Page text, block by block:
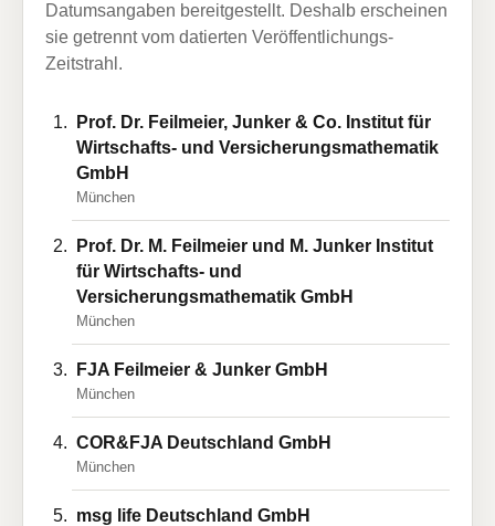
Datumsangaben bereitgestellt. Deshalb erscheinen
sie getrennt vom datierten Veröffentlichungs-
Zeitstrahl.
Prof. Dr. Feilmeier, Junker & Co. Institut für
Wirtschafts- und Versicherungsmathematik
GmbH
München
Prof. Dr. M. Feilmeier und M. Junker Institut
für Wirtschafts- und
Versicherungsmathematik GmbH
München
FJA Feilmeier & Junker GmbH
München
COR&FJA Deutschland GmbH
München
msg life Deutschland GmbH